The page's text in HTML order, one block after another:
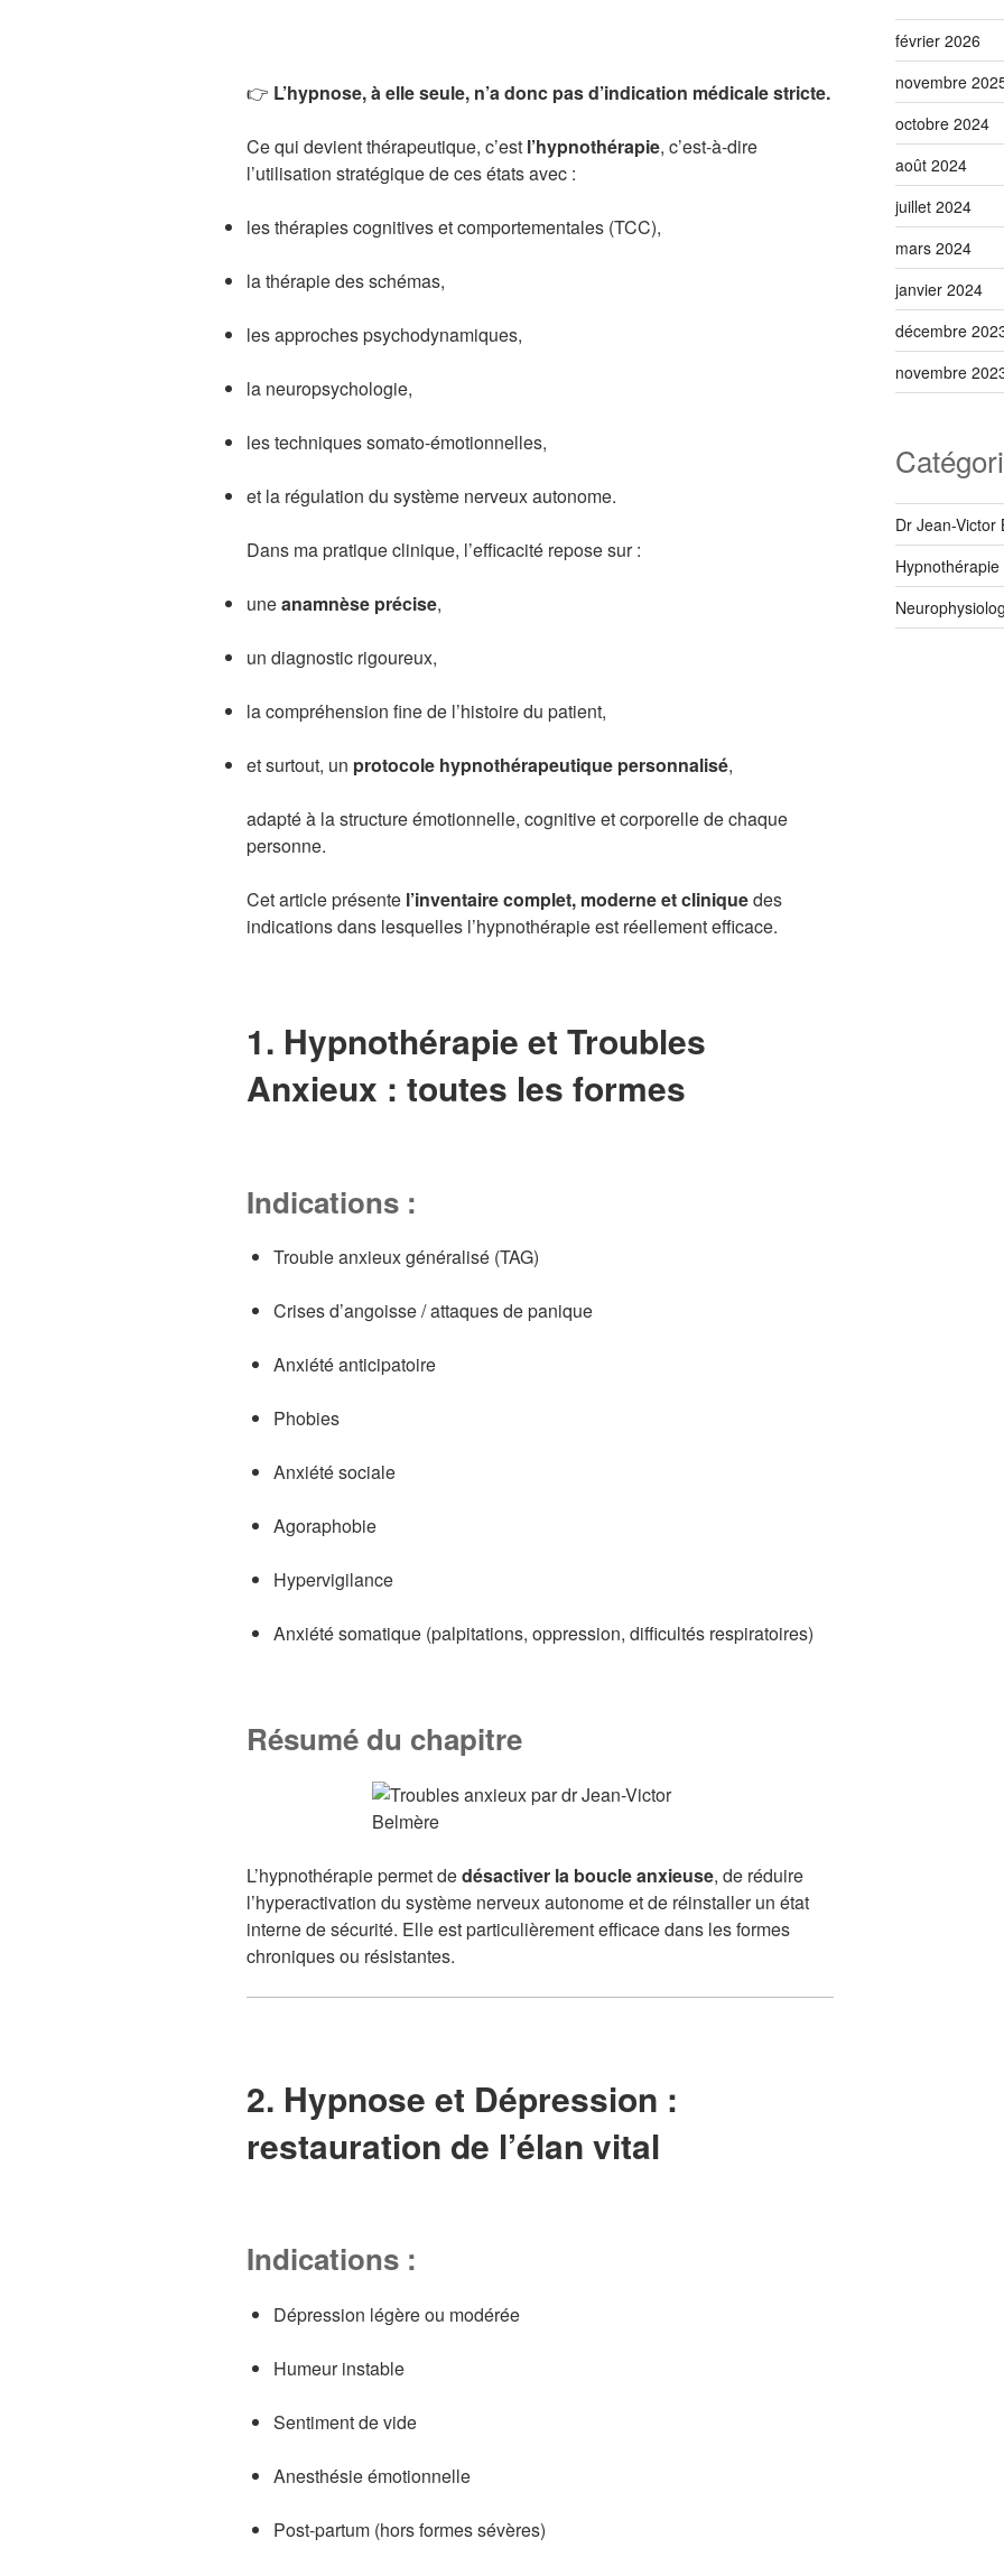
👉 L’hypnose, à elle seule, n’a donc pas d’indication médicale stricte.
Ce qui devient thérapeutique, c’est l’hypnothérapie, c’est-à-dire
l’utilisation stratégique de ces états avec :
les thérapies cognitives et comportementales (TCC),
la thérapie des schémas,
les approches psychodynamiques,
la neuropsychologie,
les techniques somato-émotionnelles,
et la régulation du système nerveux autonome.
Dans ma pratique clinique, l’efficacité repose sur :
uneanamnèse précise,
un diagnostic rigoureux,
la compréhension fine de l’histoire du patient,
et surtout, un protocole hypnothérapeutique personnalisé,
adapté à la structure émotionnelle, cognitive et corporelle de chaque
personne.
Cet article présente l’inventaire complet, moderne et cliniquedes
indications dans lesquelles l’hypnothérapie est réellement efficace.
1. Hypnothérapie et Troubles
Anxieux : toutes les formes
Indications :
Trouble anxieux généralisé (TAG)
Crises d’angoisse / attaques de panique
Anxiété anticipatoire
Phobies
Anxiété sociale
Agoraphobie
Hypervigilance
Anxiété somatique (palpitations, oppression, difficultés respiratoires)
Résumé du chapitre
L’hypnothérapie permet dedésactiver la boucle anxieuse, de réduire
l’hyperactivation du système nerveux autonome et de réinstaller un état
interne de sécurité. Elle est particulièrement efficace dans les formes
chroniques ou résistantes.
2. Hypnose et Dépression :
restauration de l’élan vital
Indications :
Dépression légère ou modérée
Humeur instable
Sentiment de vide
Anesthésie émotionnelle
Post-partum (hors formes sévères)
février 2026
novembre
octobre 2024
août 2024
juillet 2024
mars 2024
janvier 2024
décembre
novembre
Dr Jean-Victor
Hypnothérapie